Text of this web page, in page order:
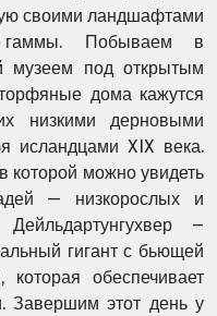
своими ландшафтами
гаммы. Побываем в
музеем под открытым
дома кажутся
низкими дерновыми
исландцами XIX века.
которой можно увидеть
— низкорослых и
–
гигант с бьющей
обеспечивает
Завершим этот день у